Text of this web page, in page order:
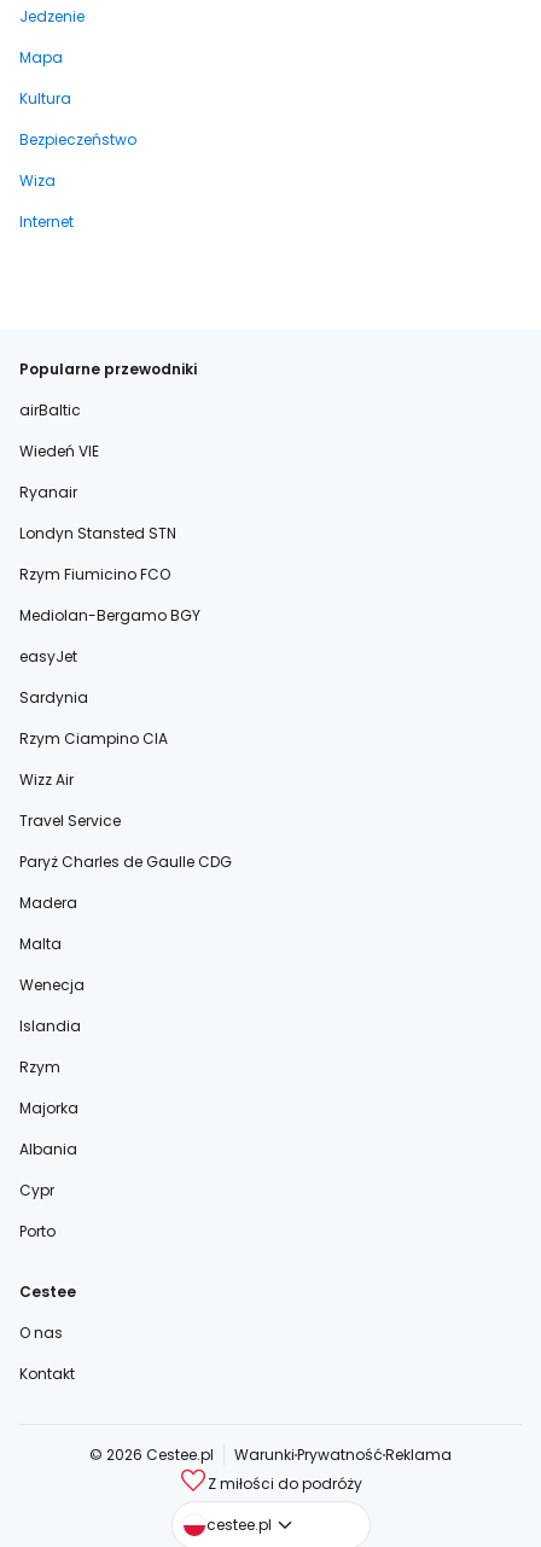
Jedzenie
Mapa
Kultura
Bezpieczeństwo
Wiza
Internet
Popularne przewodniki
airBaltic
Wiedeń VIE
Ryanair
Londyn Stansted STN
Rzym Fiumicino FCO
Mediolan-Bergamo BGY
easyJet
Sardynia
Rzym Ciampino CIA
Wizz Air
Travel Service
Paryż Charles de Gaulle CDG
Madera
Malta
Wenecja
Islandia
Rzym
Majorka
Albania
Cypr
Porto
Cestee
O nas
Kontakt
© 2026 Cestee.pl WarunkiPrywatnośćReklama
Z miłości do podróży
cestee.pl
cestee.com